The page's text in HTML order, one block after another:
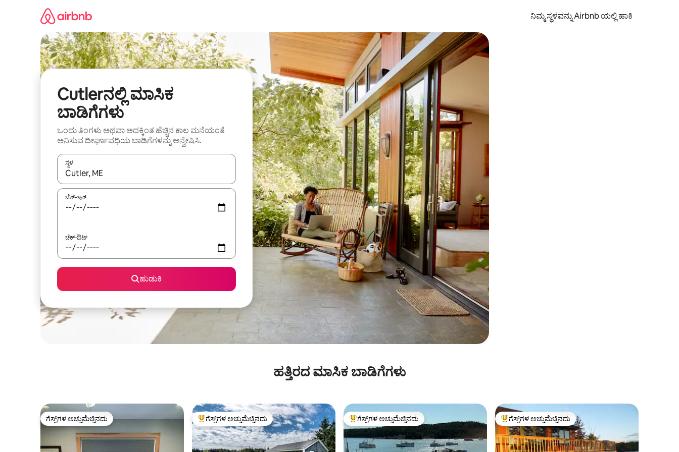
ನಿಮ್ಮ ಸ್ಥಳವನ್ನು Airbnb ಯಲ್ಲಿ ಹಾಕಿ
Cutlerನಲ್ಲಿ ಮಾಸಿಕ
ಬಾಡಿಗೆಗಳು
ಒಂದು ತಿಂಗಳು ಅಥವಾ ಅದಕ್ಕಿಂತ ಹೆಚ್ಚಿನ ಕಾಲ ಮನೆಯಂತೆ
ಅನಿಸುವ ದೀರ್ಘಾವಧಿಯ ಬಾಡಿಗೆಗಳನ್ನು ಅನ್ವೇಷಿಸಿ.
ಸ್ಥಳ
ಫಲಿತಾಂಶಗಳು ಲಭ್ಯವಿರುವಾಗ, ಅಪ್ ಮತ್ತು ಡೌನ್ ಬಾಣದ ಕೀಲಿಗಳೊಂದಿಗೆ ನ್ಯಾವಿಗೇಟ್ ಮಾಡಿ ಅಥವಾ ಸ್ಪರ್ಶ ಅಥವಾ ಸ್ವೈಪ್ ಗೆಸ್ಚರ್‌ಗಳ ಮೂಲಕ ಅನ್ವೇಷಿಸಿ.
ಚೆಕ್-ಇನ್
ಚೆಕ್-ಔಟ್
ಹುಡುಕಿ
ಹತ್ತಿರದ ಮಾಸಿಕ ಬಾಡಿಗೆಗಳು
ಗೆಸ್ಟ್‌ಗಳ ಅಚ್ಚುಮೆಚ್ಚಿನದು
ಗೆಸ್ಟ್‌ಗಳ ಅಚ್ಚುಮೆಚ್ಚಿನದು ಗೆಸ್ಟ್‌ಗಳಿಗೆ ಅತಿ ಹೆಚ್ಚು ಅಚ್ಚುಮೆಚ್ಚಿನದು
ಗೆಸ್ಟ್‌ಗಳ ಅಚ್ಚುಮೆಚ್ಚಿನದು ಗೆಸ್ಟ್‌ಗಳಿಗೆ ಅತಿ ಹೆಚ್ಚು ಅಚ್ಚುಮೆಚ್ಚಿನದು
ಗೆಸ್ಟ್‌ಗಳ ಅಚ್ಚುಮೆಚ್ಚಿನದು ಗೆಸ್ಟ್‌ಗಳಿಗೆ ಅತಿ ಹೆಚ್ಚು ಅಚ್ಚುಮೆಚ್ಚಿನದು
ಗೆಸ್ಟ್‌ಗಳ ಅಚ್ಚುಮೆಚ್ಚಿನದು